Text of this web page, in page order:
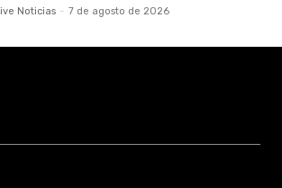
Noticias - 7 de agosto de 2026